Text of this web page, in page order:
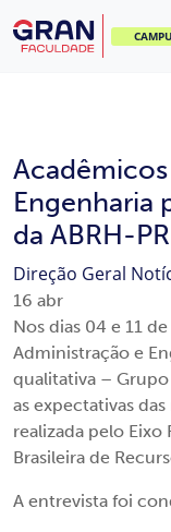
Engenharia
da ABRH-PR
Direção Geral
16 abr
Nos dias 04 e 11
Administração e
qualitativa –
as expectativas
realizada pelo Eixo
Brasileira de
A entrevista foi